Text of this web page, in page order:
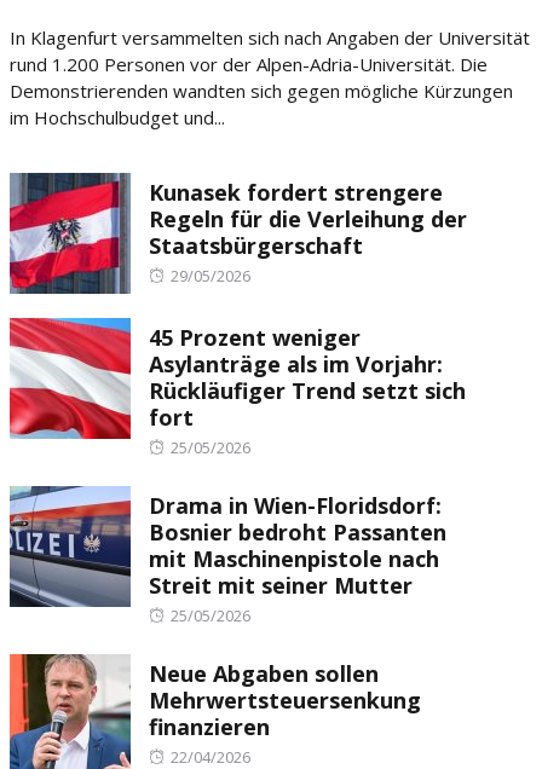
In Klagenfurt versammelten sich nach Angaben der Universität
rund 1.200 Personen vor der Alpen-Adria-Universität. Die
Demonstrierenden wandten sich gegen mögliche Kürzungen
im Hochschulbudget und...
Kunasek fordert strengere
Regeln für die Verleihung der
Staatsbürgerschaft
Posted
29/05/2026
45 Prozent weniger
Asylanträge als im Vorjahr:
Rückläufiger Trend setzt sich
fort
Posted
25/05/2026
Drama in Wien-Floridsdorf:
Bosnier bedroht Passanten
mit Maschinenpistole nach
Streit mit seiner Mutter
Posted
25/05/2026
Neue Abgaben sollen
Mehrwertsteuersenkung
finanzieren
Posted
22/04/2026